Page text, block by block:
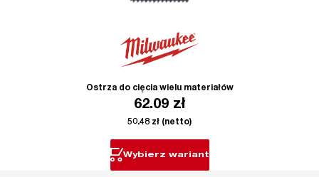
Ostrza do cięcia wielu materiałów
62.09 zł
50.48 zł (netto)
Wybierz wariant